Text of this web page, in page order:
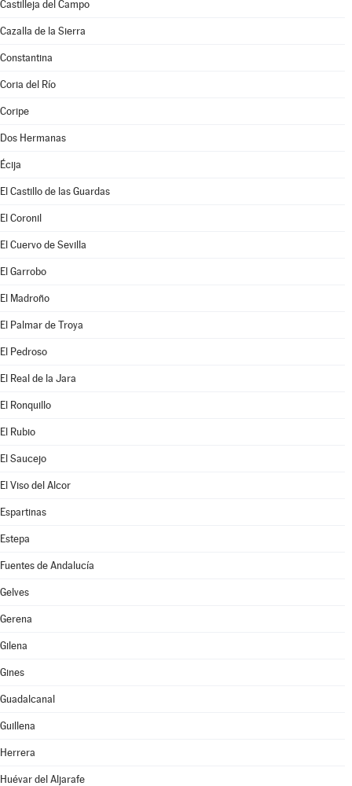
Castilleja del Campo
Cazalla de la Sierra
Constantina
Coria del Río
Coripe
Dos Hermanas
Écija
El Castillo de las Guardas
El Coronil
El Cuervo de Sevilla
El Garrobo
El Madroño
El Palmar de Troya
El Pedroso
El Real de la Jara
El Ronquillo
El Rubio
El Saucejo
El Viso del Alcor
Espartinas
Estepa
Fuentes de Andalucía
Gelves
Gerena
Gilena
Gines
Guadalcanal
Guillena
Herrera
Huévar del Aljarafe